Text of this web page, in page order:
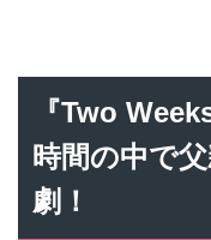
『Two
時間の中で
劇！